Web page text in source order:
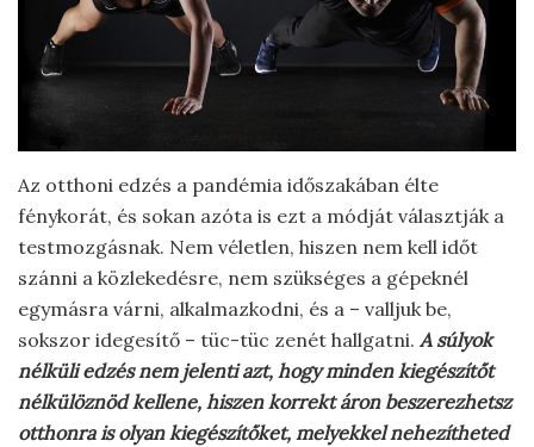
Az otthoni edzés a pandémia időszakában élte
fénykorát, és sokan azóta is ezt a módját választják a
testmozgásnak. Nem véletlen, hiszen nem kell időt
szánni a közlekedésre, nem szükséges a gépeknél
egymásra várni, alkalmazkodni, és a – valljuk be,
sokszor idegesítő – tüc-tüc zenét hallgatni. A súlyok
nélküli edzés nem jelenti azt, hogy minden kiegészítőt
nélkülöznöd kellene, hiszen korrekt áron beszerezhetsz
otthonra is olyan kiegészítőket, melyekkel nehezítheted